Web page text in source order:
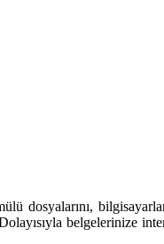
dosyalarını,
belgelerinize